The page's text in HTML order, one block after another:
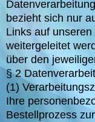
bezieht sich nur
Links auf
weitergeleitet
über den
§ 2
(1)
Ihre
Bestellprozess